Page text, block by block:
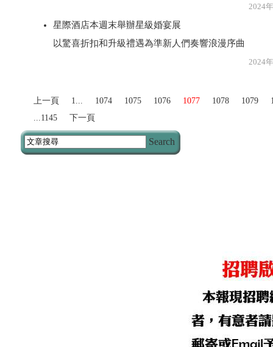
2024年3月19
星際酒店本週末舉辦星級婚宴展
以驚喜折扣和升級禮遇為準新人們奏響浪漫序曲
2024年3月19
上一頁 1... 1074 1075 1076 1077 1078 1079
...1145
下一頁
Search